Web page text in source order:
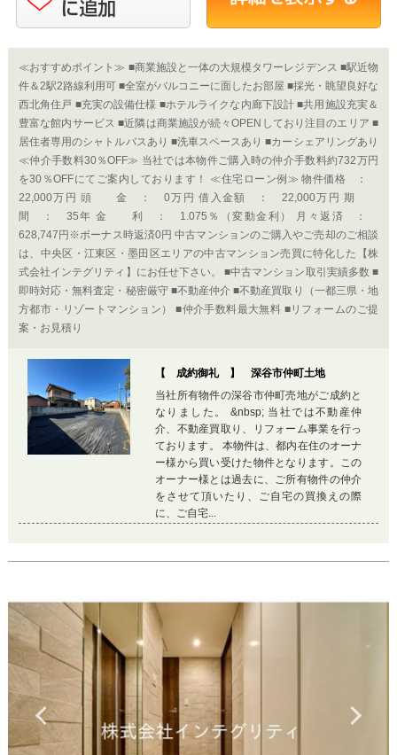
≪おすすめポイント≫ ■商業施設と一体の大規模タワーレジデンス ■駅近物
件＆2駅2路線利用可 ■全室がバルコニーに面したお部屋 ■採光・眺望良好な
西北角住戸 ■充実の設備仕様 ■ホテルライクな内廊下設計 ■共用施設充実＆
豊富な館内サービス ■近隣は商業施設が続々OPENしており注目のエリア ■
居住者専用のシャトルバスあり ■洗車スペースあり ■カーシェアリングあり
≪仲介手数料30％OFF≫ 当社では本物件ご購入時の仲介手数料約732万円
を30％OFFにてご案内しております！ ≪住宅ローン例≫ 物件価格 ：
22,000万円 頭 金 ： 0万円 借入金額 ： 22,000万円 期
間 ： 35年 金 利 ： 1.075％（変動金利） 月々返済 ：
628,747円※ボーナス時返済0円 中古マンションのご購入やご売却のご相談
は、中央区・江東区・墨田区エリアの中古マンション売買に特化した【株
式会社インテグリティ】にお任せ下さい。 ■中古マンション取引実績多数 ■
即時対応・無料査定・秘密厳守 ■不動産仲介 ■不動産買取り（一都三県・地
方都市・リゾートマンション） ■仲介手数料最大無料 ■リフォームのご提
案・お見積り
【 成約御礼 】 深谷市仲町土地
当社所有物件の深谷市仲町売地がご成約と
なりました。 &nbsp; 当社では不動産仲
介、不動産買取り、リフォーム事業を行っ
ております。 本物件は、都内在住のオーナ
ー様から買い受けた物件となります。この
オーナー様とは過去に、ご所有物件の仲介
をさせて頂いたり、ご自宅の買換えの際
に、ご自宅...
Previous